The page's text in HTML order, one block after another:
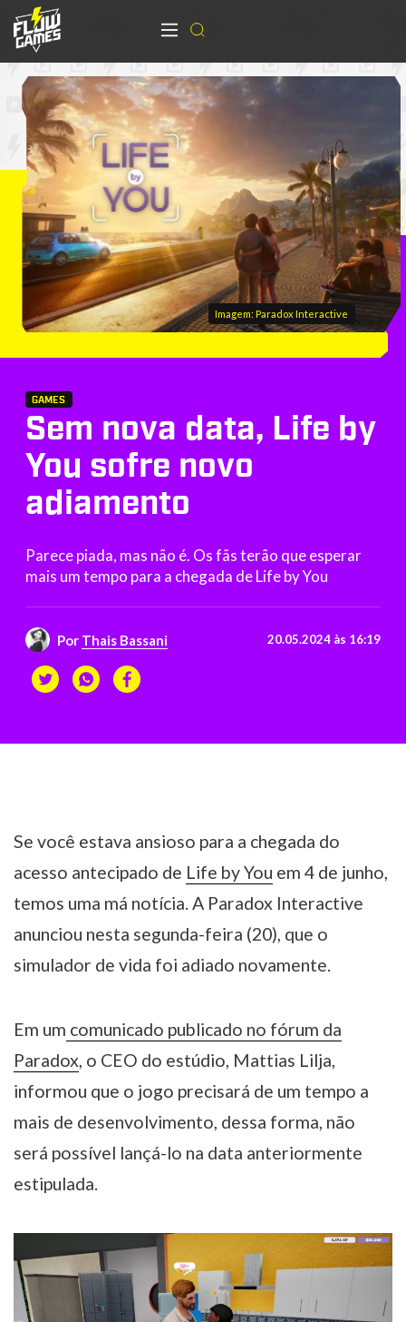
Imagem: Paradox Interactive
GAMES
Sem nova data, Life by
You sofre novo
adiamento
Parece piada, mas não é. Os fãs terão que esperar
mais um tempo para a chegada de Life by You
Por Thais Bassani 20.05.2024 às 16:19
Se você estava ansioso para a chegada do
acesso antecipado de Life by You em 4 de junho,
temos uma má notícia. A Paradox Interactive
anunciou nesta segunda-feira (20), que o
simulador de vida foi adiado novamente.
Em um comunicado publicado no fórum da
Paradox, o CEO do estúdio, Mattias Lilja,
informou que o jogo precisará de um tempo a
mais de desenvolvimento, dessa forma, não
será possível lançá-lo na data anteriormente
estipulada.